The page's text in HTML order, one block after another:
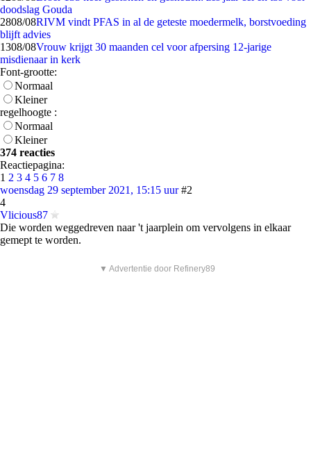
doodslag Gouda
2808/08RIVM vindt PFAS in al de geteste moedermelk, borstvoeding
blijft advies
1308/08Vrouw krijgt 30 maanden cel voor afpersing 12-jarige
misdienaar in kerk
Font-grootte:
Normaal
Kleiner
regelhoogte :
Normaal
Kleiner
374 reacties
Reactiepagina:
1 2 3 4 5 6 7 8
woensdag 29 september 2021, 15:15 uur #2
4
Vlicious87
Die worden weggedreven naar 't jaarplein om vervolgens in elkaar
gemept te worden.
▼ Advertentie door Refinery89